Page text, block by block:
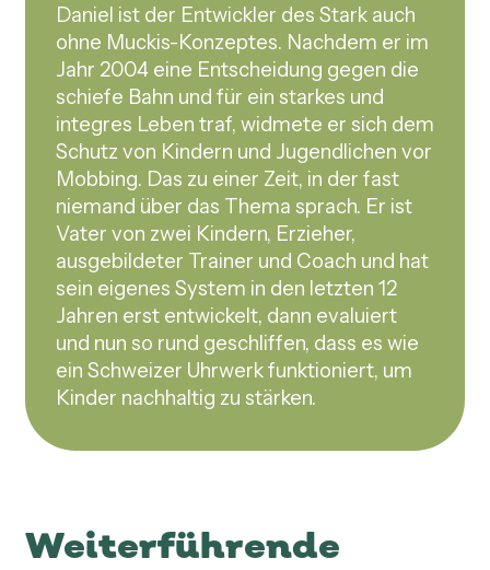
Daniel ist der Entwickler des Stark auch
ohne Muckis-Konzeptes. Nachdem er im
Jahr 2004 eine Entscheidung gegen die
schiefe Bahn und für ein starkes und
integres Leben traf, widmete er sich dem
Schutz von Kindern und Jugendlichen vor
Mobbing. Das zu einer Zeit, in der fast
niemand über das Thema sprach. Er ist
Vater von zwei Kindern, Erzieher,
ausgebildeter Trainer und Coach und hat
sein eigenes System in den letzten 12
Jahren erst entwickelt, dann evaluiert
und nun so rund geschliffen, dass es wie
ein Schweizer Uhrwerk funktioniert, um
Kinder nachhaltig zu stärken.
Weiterführende